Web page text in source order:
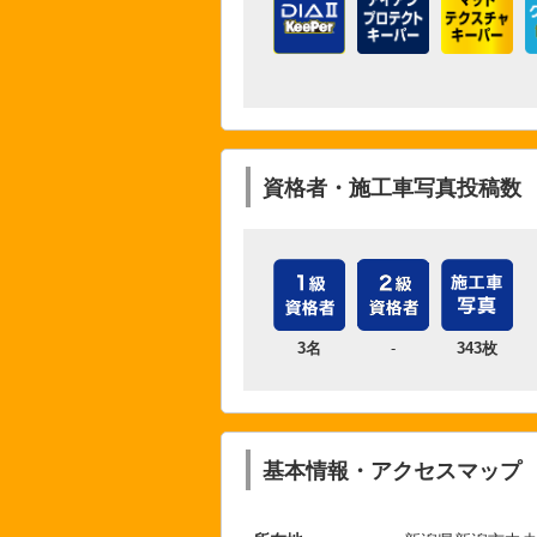
資格者・施工車写真投稿数
3名 - 343枚
基本情報・アクセスマップ